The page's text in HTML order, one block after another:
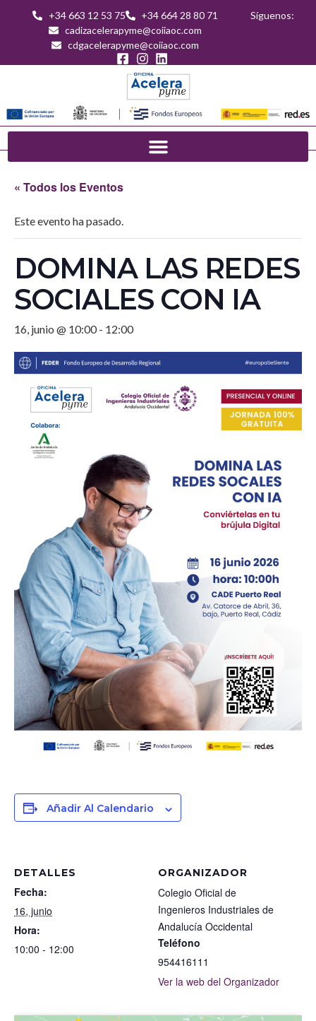
+34 663 12 53 75
+34 664 28 80 71
cadizacelerapyme@coiiaoc.com
cdgacelerapyme@coiiaoc.com
Síguenos:
« Todos los Eventos
Este evento ha pasado.
DOMINA LAS REDES
SOCIALES CON IA
16, junio @ 10:00- 12:00
Añadir Al Calendario
DETALLES
Fecha:
16, junio
Hora:
10:00 - 12:00
ORGANIZADOR
Colegio Oficial de
Ingenieros Industriales de
Andalucía Occidental
Teléfono
954416111
Ver la web del Organizador